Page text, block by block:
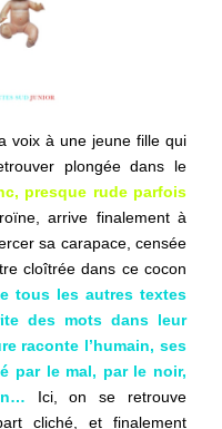
voix à une jeune fille qui
plongée dans le
presque rude parfois
arrive finalement à
sa carapace, censée
cloîtrée dans ce cocon
tous les autres textes
des mots dans leur
raconte l’humain, ses
par le mal, par le noir,
Ici, on se retrouve
cliché, et finalement